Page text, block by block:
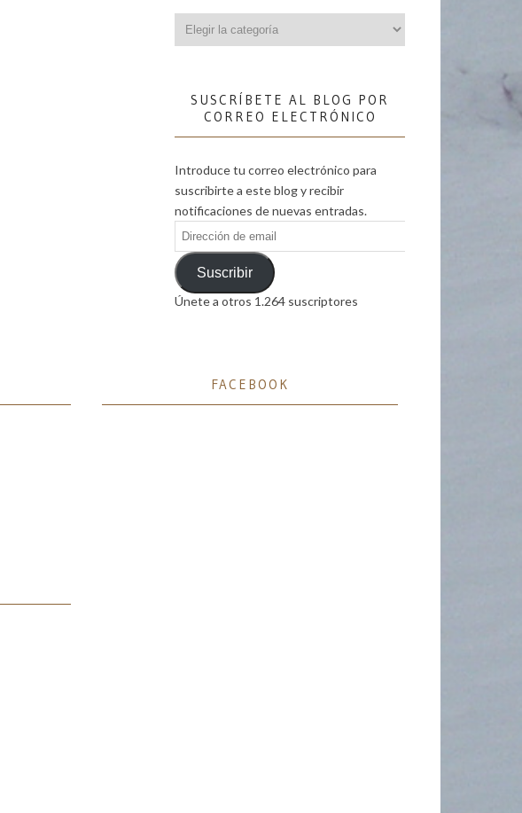
SUSCRÍBETE AL BLOG POR
CORREO ELECTRÓNICO
Introduce tu correo electrónico para
suscribirte a este blog y recibir
notificaciones de nuevas entradas.
Dirección
de
emailSuscribir
Únete a otros 1.264 suscriptores
FACEBOOK